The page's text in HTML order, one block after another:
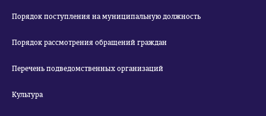
Порядок поступления на муниципальную должность
Порядок рассмотрения обращений граждан
Перечень подведомственных организаций
Культура